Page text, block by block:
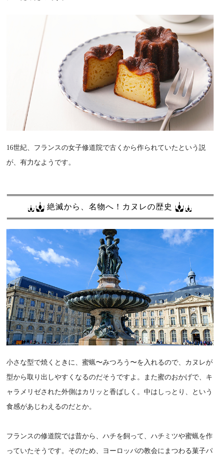
16世紀、フランスの女子修道院で古くから作られていたという説
が、有力なようです。
絶滅から、名物へ！カヌレの歴史
小さな型で焼くときに、蜜蝋〜みつろう〜を入れるので、カヌレが
型から取り出しやすくなるのだそうですよ。また蜜のおかげで、キ
ャラメリゼされた外側はカリッと香ばしく。中はしっとり、という
食感があじわえるのだとか。
フランスの修道院では昔から、ハチを飼って、ハチミツや蜜蝋を作
っていたそうです。そのため、ヨーロッパの教会にまつわる菓子パ